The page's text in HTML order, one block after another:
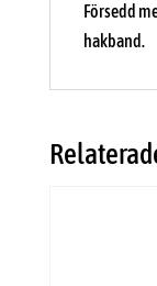
Försedd
hakband.